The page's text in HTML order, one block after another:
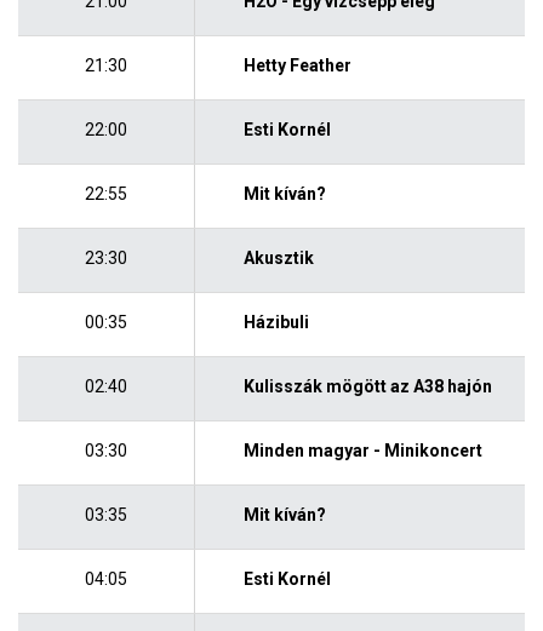
21:30 Hetty Feather
22:00 Esti Kornél
22:55 Mit kíván?
23:30 Akusztik
00:35 Házibuli
02:40 Kulisszák mögött az A38 hajón
03:30 Minden magyar - Minikoncert
03:35 Mit kíván?
04:05 Esti Kornél